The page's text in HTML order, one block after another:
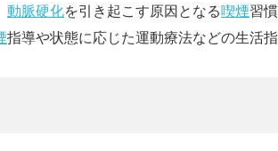
動脈硬化を引き起こす原因となる喫煙習
指導や状態に応じた運動療法などの生活